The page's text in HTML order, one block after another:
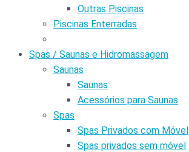
Outras Piscinas
Piscinas Enterradas
Spas / Saunas e Hidromassagem
Saunas
Saunas
Acessórios para Saunas
Spas
Spas Privados com Móvel
Spas privados sem móvel